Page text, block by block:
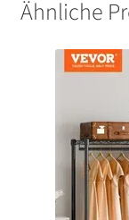
Ähnliche